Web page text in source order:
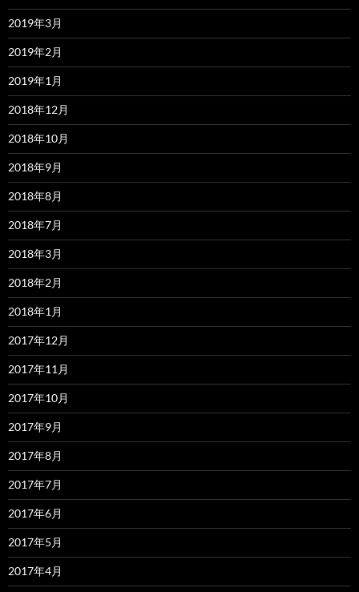
2019年3月
2019年2月
2019年1月
2018年12月
2018年10月
2018年9月
2018年8月
2018年7月
2018年3月
2018年2月
2018年1月
2017年12月
2017年11月
2017年10月
2017年9月
2017年8月
2017年7月
2017年6月
2017年5月
2017年4月